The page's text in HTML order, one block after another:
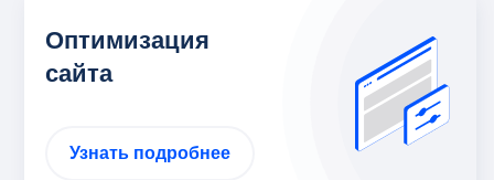
Оптимизация
сайта
Узнать подробнее